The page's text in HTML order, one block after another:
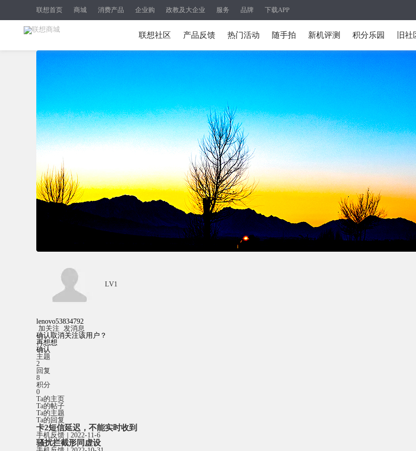
联想首页 商城 消费产品 企业购 政教及大企业 服务 品牌 下载APP
联想社区 产品反馈 热门活动 随手拍 新机评测 积分乐园 旧社
LV1
lenovo53834792
加关注 发消息
确认取消关注该用户？
再想想
确认
主题
2
回复
8
积分
0
Ta的主页
Ta的帖子
Ta的主题
Ta的回复
卡2短信延迟，不能实时收到
手机反馈 2022-11-6
骚扰拦截形同虚设